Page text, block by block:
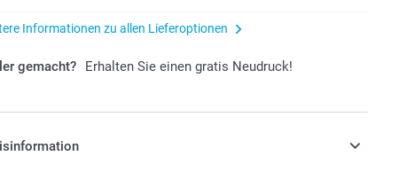
Informationen zu allen Lieferoptionen
gemacht? Erhalten Sie einen gratis Neudruck!